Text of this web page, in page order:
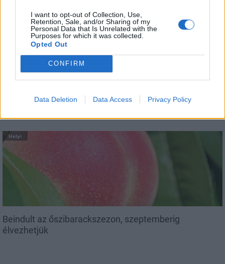
I want to opt-out of Collection, Use,
Retention, Sale, and/or Sharing of my
Personal Data that Is Unrelated with the
Purposes for which it was collected.
Opted Out
CONFIRM
Data Deletion Data Access Privacy Policy
Csökkenti Józsefváros az üresen álló lakásállományát
Helyi
Beindult az őszibarackszezon, szeptemberig
élvezhetjük